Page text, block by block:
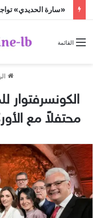
«سارة الحديدي»
القائمة
الكونسرفتوار
محتفلاً مع